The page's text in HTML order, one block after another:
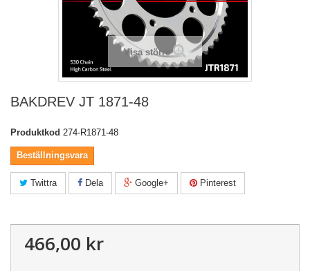
Visa större
BAKDREV JT 1871-48
Produktkod 274-R1871-48
Beställningsvara
Twittra Dela Google+ Pinterest
466,00 kr